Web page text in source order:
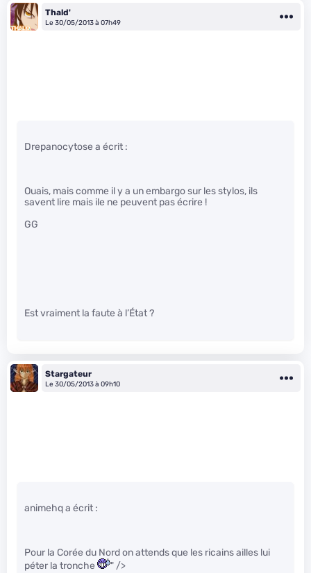
Thald'
Le 30/05/2013 à 07h49
Drepanocytose a écrit :
Ouais, mais comme il y a un embargo sur les stylos, ils
savent lire mais ile ne peuvent pas écrire !
GG
Est vraiment la faute à l’État ?
Stargateur
Le 30/05/2013 à 09h10
animehq a écrit :
Pour la Corée du Nord on attends que les ricains ailles lui
péter la tronche
" />